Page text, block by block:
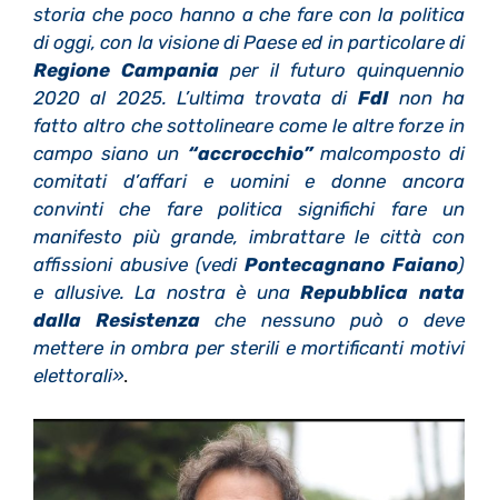
storia che poco hanno a che fare con la politica
di oggi, con la visione di Paese ed in particolare di
Regione Campania per il futuro quinquennio
2020 al 2025. L’ultima trovata di FdInon ha
fatto altro che sottolineare come le altre forze in
campo siano un “accrocchio”malcomposto di
comitati d’affari e uomini e donne ancora
convinti che fare politica significhi fare un
manifesto più grande, imbrattare le città con
affissioni abusive (vedi Pontecagnano Faiano)
e allusive. La nostra è unaRepubblica nata
dalla Resistenza che nessuno può o deve
mettere in ombra per sterili e mortificanti motivi
elettorali».